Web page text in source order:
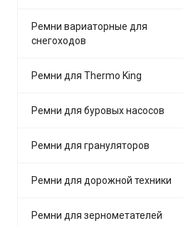
Ремни вариаторные для
снегоходов
Ремни для Thermo King
Ремни для буровых насосов
Ремни для грануляторов
Ремни для дорожной техники
Ремни для зернометателей